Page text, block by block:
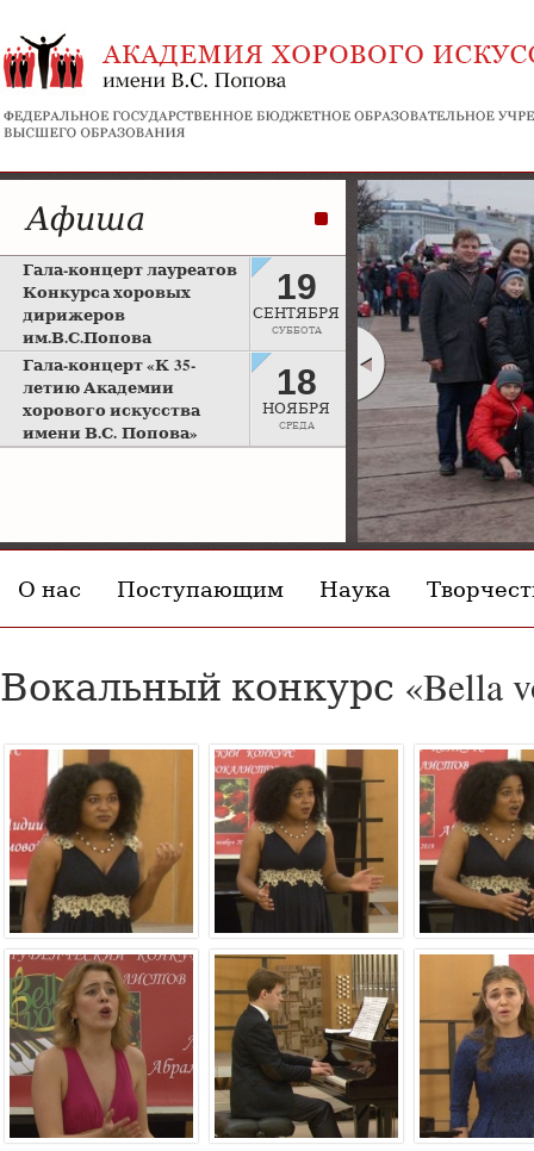
Афиша
Гала-концерт лауреатов
Конкурса хоровых
дирижеров
им.В.С.Попова
Рахманиновский зал
Московской консерватории
19
СЕНТЯБРЯ
СУББОТА
Гала-концерт «К 35-
летию Академии
хорового искусства
имени В.С. Попова»
Большой зал Московской
18
НОЯБРЯ
СРЕДА
О нас Поступающим Наука
Вокальный конкурс «Bella